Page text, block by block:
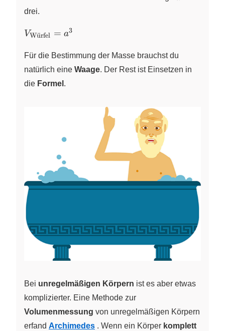
drei.
V_\text{Würfel}=a^3
VWu
¨rfel = a3
Für die Bestimmung der Masse brauchst du
natürlich eine Waage. Der Rest ist Einsetzen in
die Formel .
Bei unregelmäßigen Körpern ist es aber etwas
komplizierter. Eine Methode zur
Volumenmessung von unregelmäßigen Körpern
erfand Archimedes . Wenn ein Körper komplett